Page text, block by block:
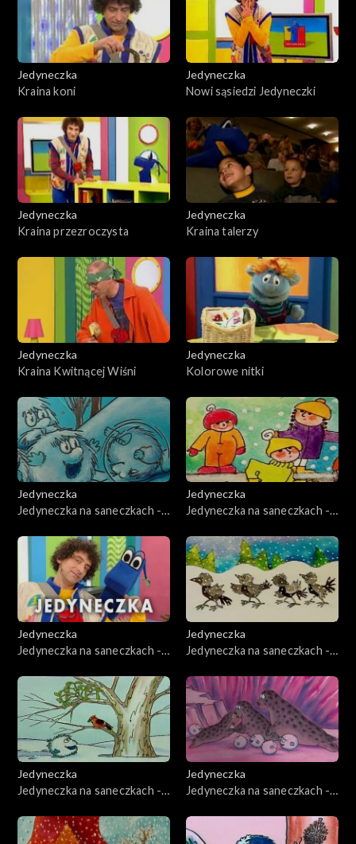
Jedyneczka
Kraina koni
Jedyneczka
Nowi sąsiedzi Jedyneczki
Jedyneczka
Kraina przezroczysta
Jedyneczka
Kraina talerzy
Jedyneczka
Kraina Kwitnącej Wiśni
Jedyneczka
Kolorowe nitki
Jedyneczka
Jedyneczka na saneczkach -
Jedyneczka
Jedyneczka na saneczkach -
Jedyneczka
Jedyneczka na saneczkach -
Jedyneczka
Jedyneczka na saneczkach -
Jedyneczka
Jedyneczka na saneczkach -
Jedyneczka
Jedyneczka na saneczkach -